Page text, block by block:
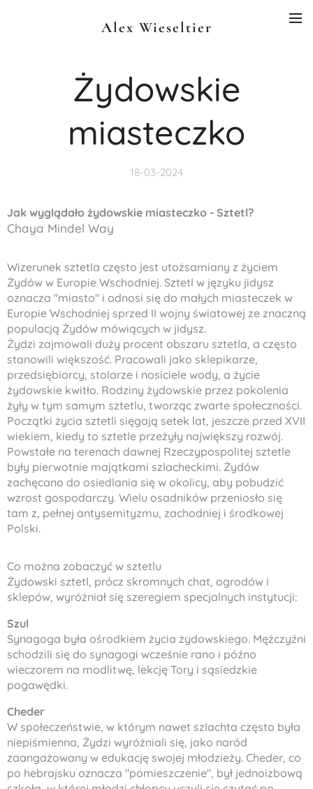
Alex Wieseltier
Żydowskie
miasteczko
18-03-2024
Jak wyglądało żydowskie miasteczko - Sztetl?
Chaya Mindel Way
Wizerunek sztetla często jest utożsamiany z życiem
Żydów w Europie Wschodniej. Sztetl w języku jidysz
oznacza "miasto" i odnosi się do małych miasteczek w
Europie Wschodniej sprzed II wojny światowej ze znaczną
populacją Żydów mówiących w jidysz.
Żydzi zajmowali duży procent obszaru sztetla, a często
stanowili większość. Pracowali jako sklepikarze,
przedsiębiorcy, stolarze i nosiciele wody, a życie
żydowskie kwitło. Rodziny żydowskie przez pokolenia
żyły w tym samym sztetlu, tworząc zwarte społeczności.
Początki życia sztetli sięgają setek lat, jeszcze przed XVII
wiekiem, kiedy to sztetle przeżyły największy rozwój.
Powstałe na terenach dawnej Rzeczypospolitej sztetle
były pierwotnie majątkami szlacheckimi. Żydów
zachęcano do osiedlania się w okolicy, aby pobudzić
wzrost gospodarczy. Wielu osadników przeniosło się
tam z, pełnej antysemityzmu, zachodniej i środkowej
Polski.
Co można zobaczyć w sztetlu
Żydowski sztetl, prócz skromnych chat, ogrodów i
sklepów, wyróżniał się szeregiem specjalnych instytucji:
Szul
Synagoga była ośrodkiem życia żydowskiego. Mężczyźni
schodzili się do synagogi wcześnie rano i późno
wieczorem na modlitwę, lekcję Tory i sąsiedzkie
pogawędki.
Cheder
W społeczeństwie, w którym nawet szlachta często była
niepiśmienna, Żydzi wyróżniali się, jako naród
zaangażowany w edukację swojej młodzieży. Cheder, co
po hebrajsku oznacza "pomieszczenie", był jednoizbową